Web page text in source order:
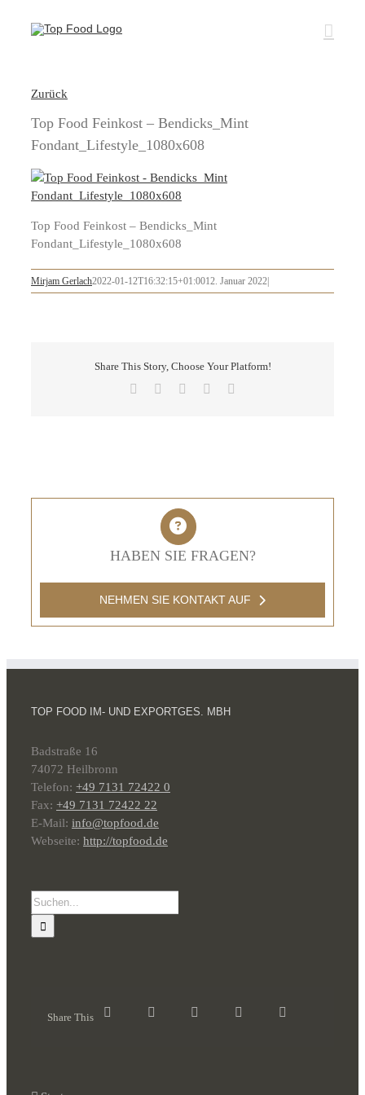
Inhalt
Zurück
Top Food Feinkost – Bendicks_Mint
Fondant_Lifestyle_1080x608
Top Food Feinkost – Bendicks_Mint
Fondant_Lifestyle_1080x608
Mirjam Gerlach2022-01-12T16:32:15+01:0012. Januar 2022
Share This Story, Choose Your Platform!
Facebook LinkedInPinterest
HABEN SIE FRAGEN?
NEHMEN SIE KONTAKT AUF
TOP FOOD IM- UND EXPORTGES. MBH
Badstraße 16
74072 Heilbronn
Telefon: +49 7131 72422 0
Fax: +49 7131 72422 22
E-Mail: info@topfood.de
Webseite: http://topfood.de
Suche
nach:
Share This